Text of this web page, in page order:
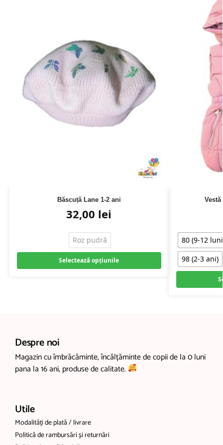
Băscuță Lane 1-2 ani
32,00 lei
Roz pudră
Selectează opțiunile
80 (9-12
98 (2-3 ani)
Despre noi
Magazin cu îmbrăcăminte, încălțăminte de copii de la 0 luni
pana la 16 ani, produse de calitate.
Utile
Modalități de plată / livrare
Politică de rambursări și returnări